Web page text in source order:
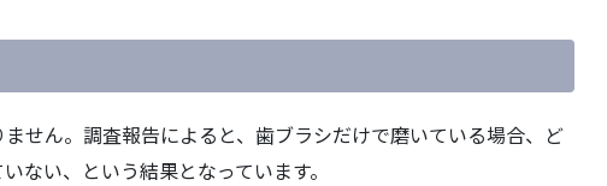
せん。調査報告によると、歯ブラシだけで磨いている場合、ど
ない、という結果となっています。